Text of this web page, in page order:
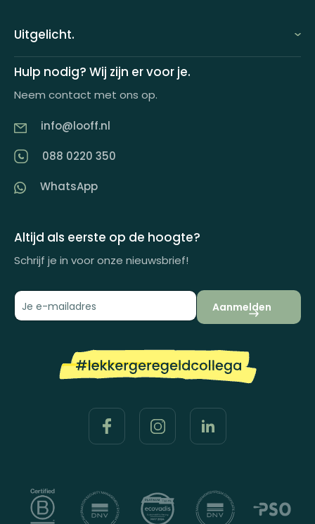
FAQ
Demo aanvragen
Impactrapport
Uitgelicht.
Keuzecadeauconcepten
Looff keuzecadeaukaart
Producten in huisstijl
Hulp nodig? Wij zijn er voor je.
Neem contact met ons op.
info@looff.nl
088 0220 350
WhatsApp
Altijd als eerste op de hoogte?
Schrijf je in voor onze nieuwsbrief!
Aanmelden